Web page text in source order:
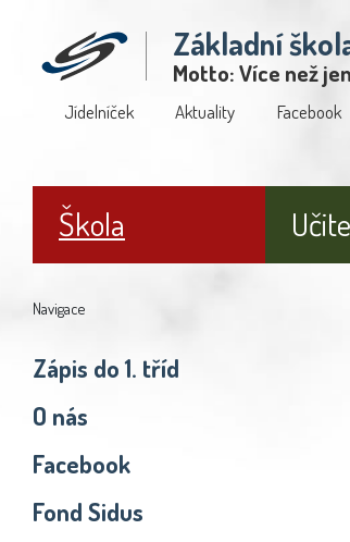
Základní
Motto: Více než
Jídelníček Aktuality Facebook
Škola
Navigace
Zápis do 1. tříd
O nás
Facebook
Fond Sidus